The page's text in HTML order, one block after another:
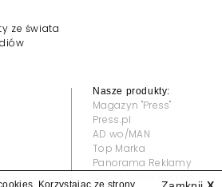
ze świata
Nasze produkty:
Magazyn "Press"
Press.pl
AD wo/MAN
Top Marka
Panorama Reklamy
Korzystając ze strony